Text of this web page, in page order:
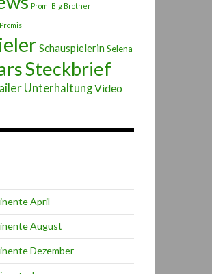
Promi Big Brother
Promis
Schauspielerin Selena
Steckbrief
UnterhaltungVideo
April
August
Dezember